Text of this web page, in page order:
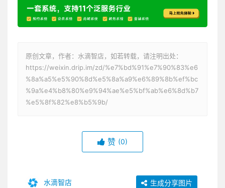
原创文章，作者：水滴智店，如若转载，请注明出处：
https://weixin.drip.im/zd/%e7%bd%91%e7%90%83%e6
%8a%a5%e5%90%8d%e5%8a%a9%e6%89%8b%ef%bc
%9a%e4%b8%80%e9%94%ae%e5%bf%ab%e6%8d%b7
%e5%8f%82%e8%b5%9b/
赞 (0)
水滴智店 生成分享图片